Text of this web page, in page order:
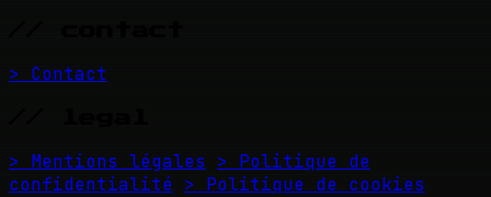
> Contact
> Mentions légales
> Politique de
confidentialité > Politique de cookies